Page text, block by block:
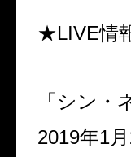
★LIVE情
「シン・
2019年1月